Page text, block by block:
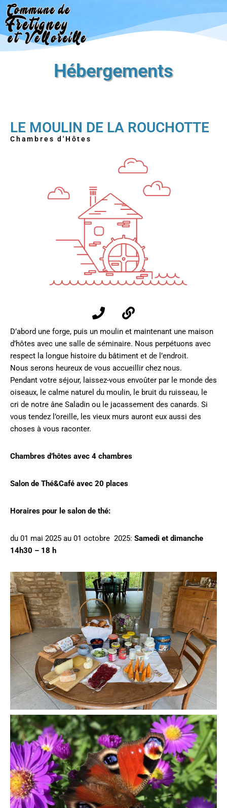
Aller
au
contenu
Hébergements
LE MOULIN DE LA ROUCHOTTE
Chambres d'Hôtes
D’abord une forge, puis un moulin et maintenant une maison
d’hôtes avec une salle de séminaire. Nous perpétuons avec
respect la longue histoire du bâtiment et de l’endroit.
Nous serons heureux de vous accueillir chez nous.
Pendant votre séjour, laissez-vous envoûter par le monde des
oiseaux, le calme naturel du moulin, le bruit du ruisseau, le
cri de notre âne Saladin ou le jacassement des canards. Si
vous tendez l’oreille, les vieux murs auront eux aussi des
choses à vous raconter.
Chambres d’hôtes avec 4 chambres
Salon de Thé&Café avec 20 places
Horaires pour le salon de thé:
du 01 mai 2025 au 01 octobre 2025: Samedi et dimanche
14h30 – 18 h